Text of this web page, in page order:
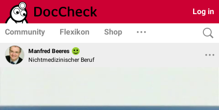
Log in
Community Flexikon Shop
Manfred Beeres
Nichtmedizinischer Beruf